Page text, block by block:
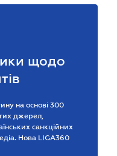
щодо
на основі 300
джерел,
санкційних
Нова LIGA360